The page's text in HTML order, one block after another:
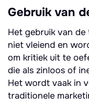
Gebruik van
Het gebruik van de
niet vleiend en
om kritiek uit te
die als zinloos of
Het wordt vaak in
traditionele